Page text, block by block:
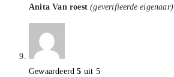
Anita Van roest(geverifieerde eigenaar)
Gewaardeerd5 uit 5